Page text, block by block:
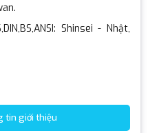
Shinsei - Nhật,
tin giới thiệu